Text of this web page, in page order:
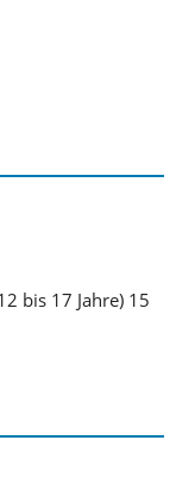
bis 17 Jahre) 15